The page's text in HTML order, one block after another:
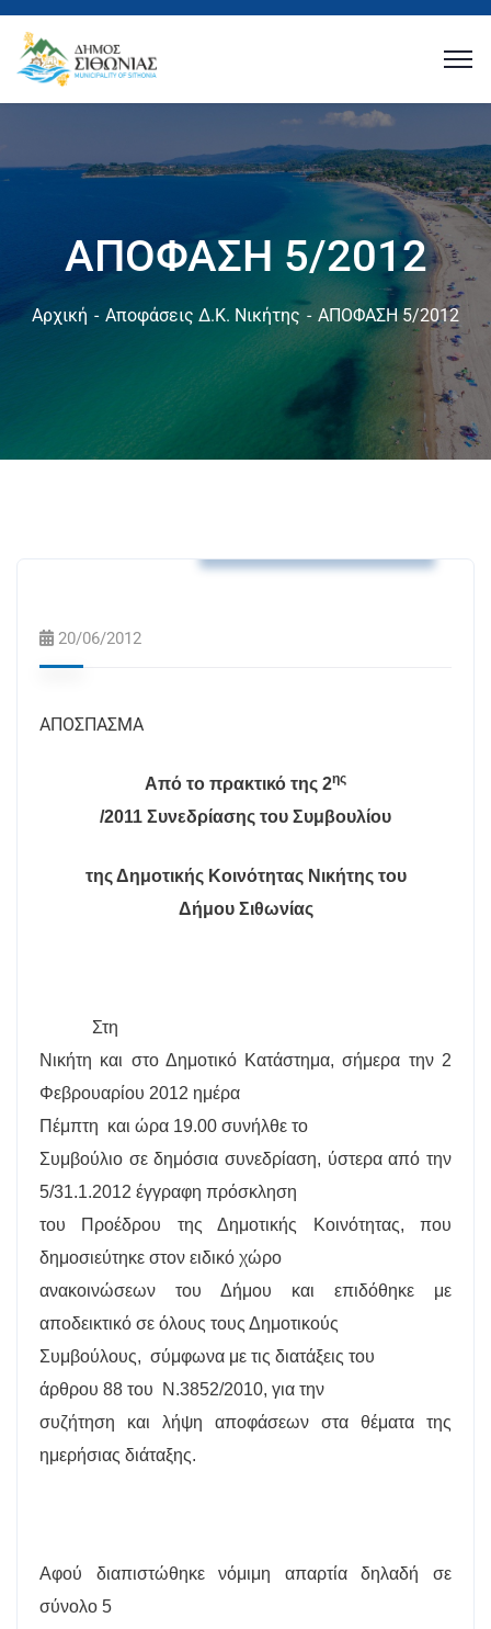
ΑΠΟΦΑΣΗ 5/2012
Αρχική Αποφάσεις Δ.Κ. Νικήτης ΑΠΟΦΑΣΗ 5/2012
20/06/2012
ΑΠΟΣΠΑΣΜΑ
Από το πρακτικό της 2ης
/2011 Συνεδρίασης του Συμβουλίου
της Δημοτικής Κοινότητας Νικήτης του
Δήμου Σιθωνίας
Στη
Νικήτη και στο Δημοτικό Κατάστημα, σήμερα την 2
Φεβρουαρίου 2012 ημέρα
Πέμπτη και ώρα 19.00 συνήλθε το
Συμβούλιο σε δημόσια συνεδρίαση, ύστερα από την
5/31.1.2012 έγγραφη πρόσκληση
του Προέδρου της Δημοτικής Κοινότητας, που
δημοσιεύτηκε στον ειδικό χώρο
ανακοινώσεων του Δήμου και επιδόθηκε με
αποδεικτικό σε όλους τους Δημοτικούς
Συμβούλους, σύμφωνα με τις διατάξεις του
άρθρου 88 του
Ν.3852/2010, για την
συζήτηση και λήψη αποφάσεων στα θέματα της
ημερήσιας διάταξης.
Αφού διαπιστώθηκε νόμιμη απαρτία δηλαδή σε
σύνολο 5